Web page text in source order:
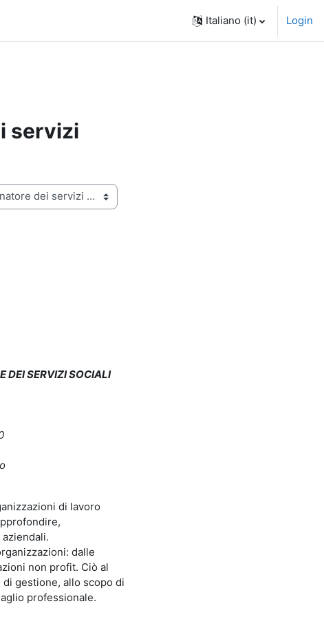
Italiano ‎(it)‎ Login
servizi
DEI SERVIZI SOCIALI
di lavoro
dalle
non profit. Ciò al
gestione, allo scopo di
professionale.